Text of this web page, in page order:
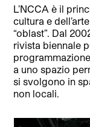
L’NCCA è il
cultura e
“oblast”. Dal
rivista biennale
a uno spazio
si svolgono in
non locali.